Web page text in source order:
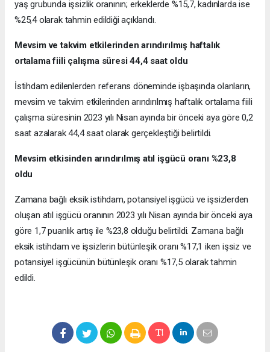
yaş grubunda işsizlik oranının; erkeklerde %15,7, kadınlarda ise
%25,4 olarak tahmin edildiği açıklandı.
Mevsim ve takvim etkilerinden arındırılmış haftalık
ortalama fiili çalışma süresi 44,4 saat oldu
İstihdam edilenlerden referans döneminde işbaşında olanların,
mevsim ve takvim etkilerinden arındırılmış haftalık ortalama fiili
çalışma süresinin 2023 yılı Nisan ayında bir önceki aya göre 0,2
saat azalarak 44,4 saat olarak gerçekleştiği belirtildi.
Mevsim etkisinden arındırılmış atıl işgücü oranı %23,8
oldu
Zamana bağlı eksik istihdam, potansiyel işgücü ve işsizlerden
oluşan atıl işgücü oranının 2023 yılı Nisan ayında bir önceki aya
göre 1,7 puanlık artış ile %23,8 olduğu belirtildi. Zamana bağlı
eksik istihdam ve işsizlerin bütünleşik oranı %17,1 iken işsiz ve
potansiyel işgücünün bütünleşik oranı %17,5 olarak tahmin
edildi.